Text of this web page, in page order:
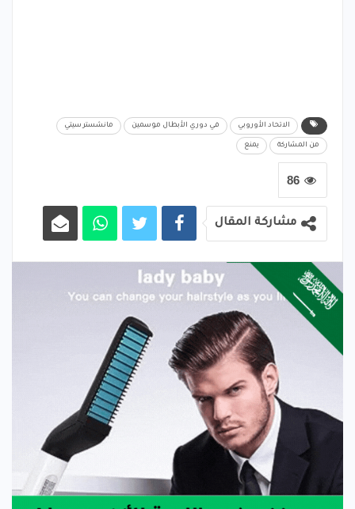
الاتحاد الأوروبي في دوري الأبطال موسمين مانشستر سيتي
من المشاركة يمنع
86
مشاركة المقال